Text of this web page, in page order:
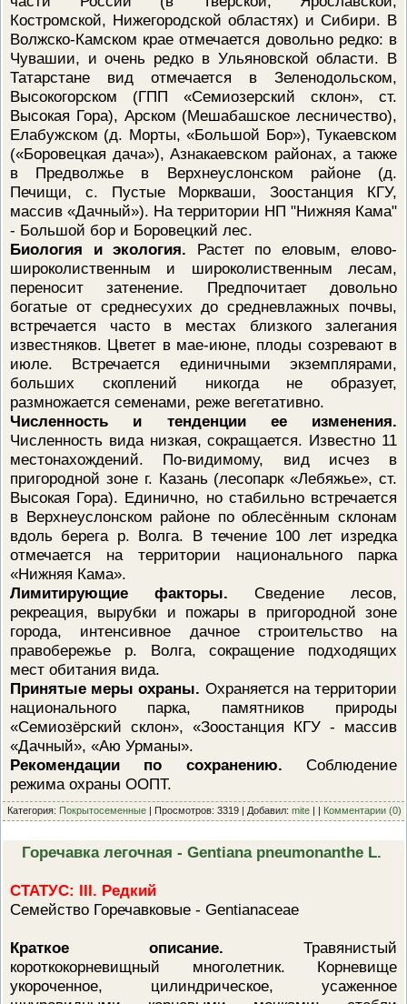
Костромской, Нижегородской областях) и Сибири. В
Волжско-Камском крае отмечается довольно редко: в
Чувашии, и очень редко в Ульяновской области. В
Татарстане вид отмечается в Зеленодольском,
Высокогорском (ГПП «Семиозерский склон», ст.
Высокая Гора), Арском (Мешабашское лесничество),
Елабужском (д. Морты, «Большой Бор»), Тукаевском
(«Боровецкая дача»), Азнакаевском районах, а также
в Предволжье в Верхнеуслонском районе (д.
Печищи, с. Пустые Моркваши, Зоостанция КГУ,
массив «Дачный»). На территории НП "Нижняя Кама"
- Большой бор и Боровецкий лес.
Биология и экология. Растет по еловым, елово-
широколиственным и широколиственным лесам,
переносит затенение. Предпочитает довольно
богатые от среднесухих до средневлажных почвы,
встречается часто в местах близкого залегания
известняков. Цветет в мае-июне, плоды созревают в
июле. Встречается единичными экземплярами,
больших скоплений никогда не образует,
размножается семенами, реже вегетативно.
Численность и тенденции ее изменения.
Численность вида низкая, сокращается. Известно 11
местонахождений. По-видимому, вид исчез в
пригородной зоне г. Казань (лесопарк «Лебяжье», ст.
Высокая Гора). Единично, но стабильно встречается
в Верхнеуслонском районе по облесённым склонам
вдоль берега р. Волга. В течение 100 лет изредка
отмечается на территории национального парка
«Нижняя Кама».
Лимитирующие факторы. Сведение лесов,
рекреация, вырубки и пожары в пригородной зоне
города, интенсивное дачное строительство на
правобережье р. Волга, сокращение подходящих
мест обитания вида.
Принятые меры охраны. Охраняется на территории
национального парка, памятников природы
«Семиозёрский склон», «Зоостанция КГУ - массив
«Дачный», «Аю Урманы».
Рекомендации по сохранению. Соблюдение
режима охраны ООПТ.
Категория: Покрытосеменные | Просмотров: 3319 | Добавил: mite | | Комментарии (0)
Горечавка легочная - Gentiana pneumonanthe L.
СТАТУС: III. Редкий
Семейство Горечавковые - Gentianaceae
Краткое описание. Травянистый
короткокорневищный многолетник. Корневище
укороченное, цилиндрическое, усаженное